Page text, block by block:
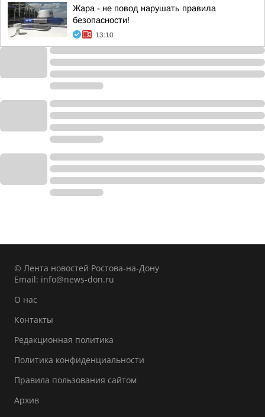
Жара - не повод нарушать правила
безопасности!
13:10
© Лента новостей Ростова-на-Дону
Email: info@news-don.ru
О нас
Контакты
Редакционная политика
Политика конфиденциальности
Правила пользования сайтом
Архив